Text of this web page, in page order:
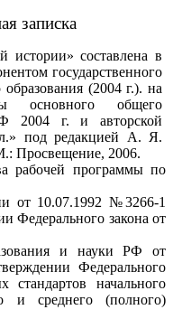
записка
истории» составлена в
государственного
образования (2004 г.). на
основного общего
2004 г. и авторской
под редакцией А. Я.
Просвещение, 2006.
рабочей программы по
от 10.07.1992 №3266-1
Федерального закона от
и науки РФ от
Федерального
стандартов начального
и среднего (полного)